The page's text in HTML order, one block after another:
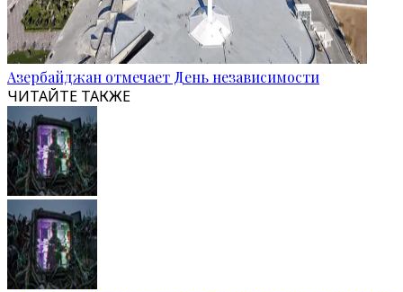
Азербайджан отмечает День независимости
ЧИТАЙТЕ ТАКЖЕ